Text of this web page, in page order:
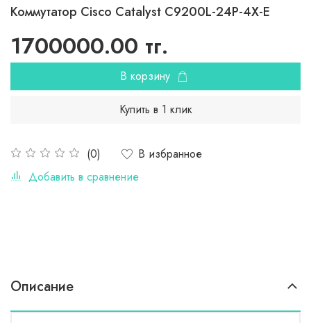
Коммутатор Cisco Catalyst C9200L-24P-4X-E
(0)
В избранное
Добавить в сравнение
1700000.00 тг.
В корзину
Купить в 1 клик
Описание